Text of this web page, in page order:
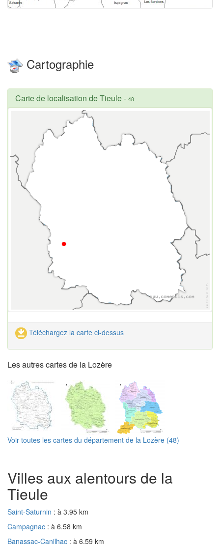
Cartographie
Carte de localisation de Tieule- 48
Téléchargez la carte ci-dessus
Les autres cartes de la Lozère
Voir toutes les cartes du département de la Lozère (48)
Villes aux alentours de la
Tieule
Saint-Saturnin : à 3.95 km
Campagnac : à 6.58 km
Banassac-Canilhac : à 6.59 km